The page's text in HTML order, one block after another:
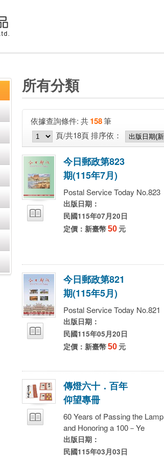
所有分類
依據查詢條件: 共158筆
頁/共18頁排序依：
今日郵政第823
期(115年7月)
Postal Service Today No.823
出版日期：
民國115年07月20日
定價：新臺幣50 元
今日郵政第821
期(115年5月)
Postal Service Today No.821
出版日期：
民國115年05月20日
定價：新臺幣50 元
傳燈六十 ． 百年
仰望專冊
60 Years of Passing the Lamp
and Honoring a 100－Ye
出版日期：
民國115年03月03日